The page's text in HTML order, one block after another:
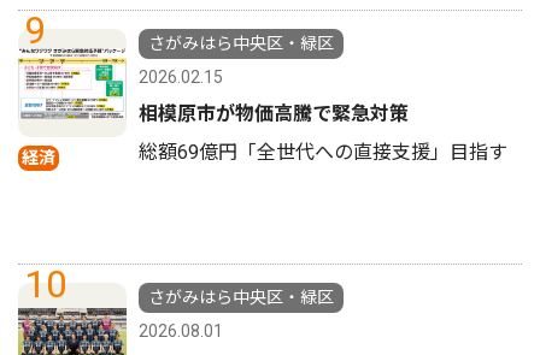
9
経済
さがみはら中央区・緑区
2026.02.15
相模原市が物価高騰で緊急対策
総額69億円「全世代への直接支援」目指す
10
さがみはら中央区・緑区
2026.08.01